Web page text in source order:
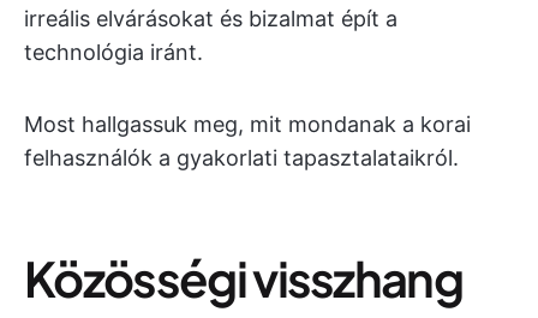
irreális elvárásokat és bizalmat épít a
technológia iránt.
Most hallgassuk meg, mit mondanak a korai
felhasználók a gyakorlati tapasztalataikról.
Közösségi visszhang